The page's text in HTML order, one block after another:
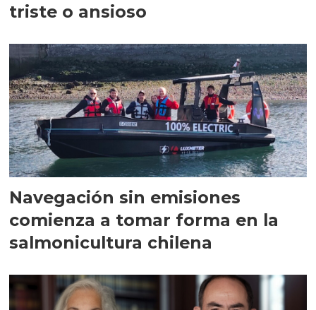
triste o ansioso
Navegación sin emisiones
comienza a tomar forma en la
salmonicultura chilena